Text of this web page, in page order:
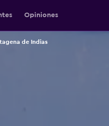
Opiniones
de Indias